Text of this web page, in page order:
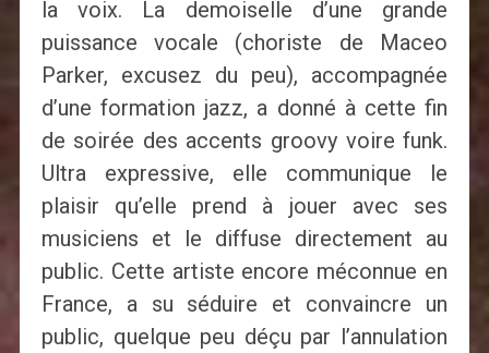
la voix. La demoiselle d’une grande
puissance vocale (choriste de Maceo
Parker, excusez du peu), accompagnée
d’une formation jazz, a donné à cette fin
de soirée des accents groovy voire funk.
Ultra expressive, elle communique le
plaisir qu’elle prend à jouer avec ses
musiciens et le diffuse directement au
public. Cette artiste encore méconnue en
France, a su séduire et convaincre un
public, quelque peu déçu par l’annulation